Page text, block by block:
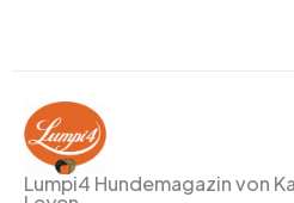
Lumpi4 Hundemagazin von